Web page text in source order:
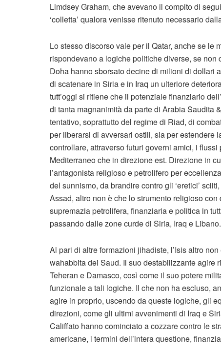
Limdsey Graham, che avevano il compito di
‘colletta’ qualora venisse ritenuto necessario
Lo stesso discorso vale per il Qatar, anche se le
rispondevano a logiche politiche diverse, se
Doha hanno sborsato decine di milioni di dollari
di scatenare in Siria e in Iraq un ulteriore
tutt’oggi si ritiene che il potenziale finanziario
di tanta magnanimità da parte di Arabia Saudita
tentativo, soprattutto del regime di Riad, di
per liberarsi di avversari ostili, sia per estendere
controllare, attraverso futuri governi amici, i
Mediterraneo che in direzione est. Direzione in
l’antagonista religioso e petrolifero per
del sunnismo, da brandire contro gli ‘eretici’
Assad, altro non è che lo strumento religioso
supremazia petrolifera, finanziaria e politica in
passando dalle zone curde di Siria, Iraq e Libano.
Al pari di altre formazioni jihadiste, l’Isis altro
wahabbita dei Saud. Il suo destabilizzante
Teheran e Damasco, così come il suo potere
funzionale a tali logiche. Il che non ha escluso,
agire in proprio, uscendo da queste logiche, gli
direzioni, come gli ultimi avvenimenti di Iraq e
Califfato hanno cominciato a cozzare contro le
americane, i termini dell’intera questione,